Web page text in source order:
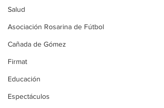
Salud
Asociación Rosarina de Fútbol
Cañada de Gómez
Firmat
Educación
Espectáculos